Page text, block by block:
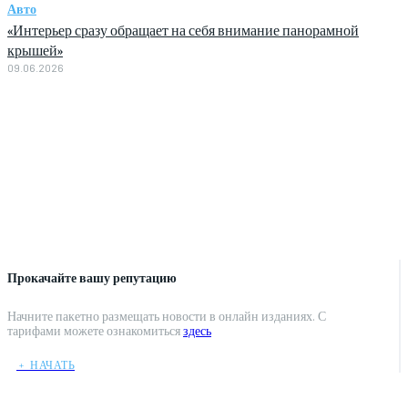
Прокачайте вашу репутацию
Начните пакетно размещать новости в онлайн изданиях. С
тарифами можете ознакомитьсяздесь
﹢ НАЧАТЬ
Авто
«Интерьер сразу обращает на себя внимание панорамной
крышей»
09.06.2026